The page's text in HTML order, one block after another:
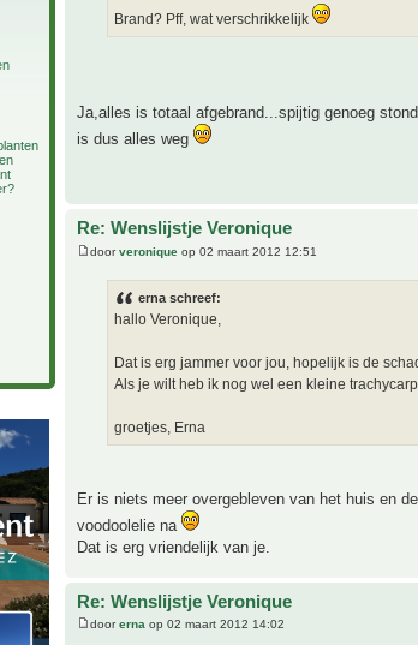
Brand? Pff, wat verschrikkelijk
Ja,alles is totaal afgebrand...spijtig genoeg
is dus alles weg
Re: Wenslijstje Veronique
doorveronique op 02 maart 2012 12:51
erna schreef:
hallo Veronique,
Dat is erg jammer voor jou, hopelijk is de
Als je wilt heb ik nog wel een kleine
groetjes, Erna
Er is niets meer overgebleven van het huis en
voodoolelie na
Dat is erg vriendelijk van je.
Re: Wenslijstje Veronique
doorerna op 02 maart 2012 14:02